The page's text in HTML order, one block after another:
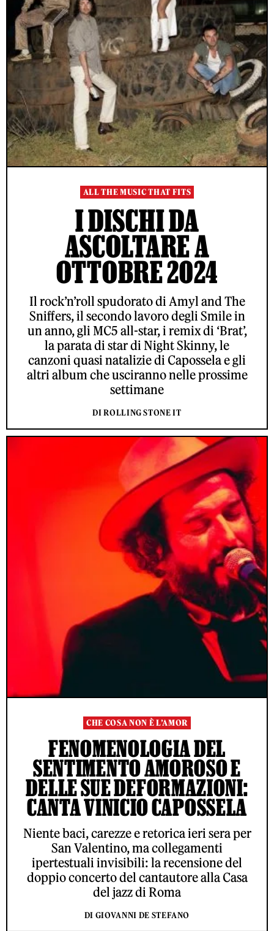
ALL THE MUSIC THAT FITS
I DISCHI DA
ASCOLTARE A
OTTOBRE 2024
Il rock’n’roll spudorato di Amyl and The
Sniffers, il secondo lavoro degli Smile in
un anno, gli MC5 all-star, i remix di ‘Brat’,
la parata di star di Night Skinny, le
canzoni quasi natalizie di Capossela e gli
altri album che usciranno nelle prossime
settimane
DI ROLLING STONE IT
CHE COSA NON È L’AMOR
FENOMENOLOGIA DEL
SENTIMENTO AMOROSO E
DELLE SUE DEFORMAZIONI:
CANTA VINICIO CAPOSSELA
Niente baci, carezze e retorica ieri sera per
San Valentino, ma collegamenti
ipertestuali invisibili: la recensione del
doppio concerto del cantautore alla Casa
del jazz di Roma
DI GIOVANNI DE STEFANO